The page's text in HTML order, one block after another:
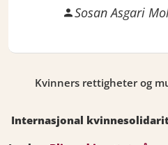
Sosan Asgari
Kvinners rettigheter og
Internasjonal